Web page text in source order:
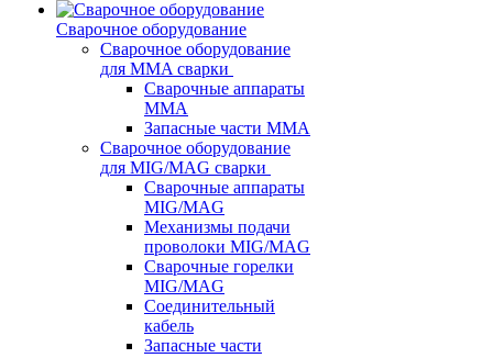
Сварочное оборудование
Сварочное оборудование
для MMA сварки
Сварочные аппараты
MMA
Запасные части MMA
Сварочное оборудование
для MIG/MAG сварки
Сварочные аппараты
MIG/MAG
Механизмы подачи
проволоки MIG/MAG
Сварочные горелки
MIG/MAG
Соединительный
кабель
Запасные части